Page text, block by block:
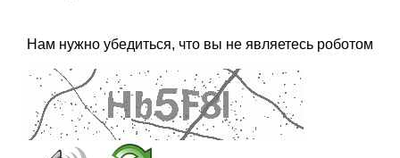
Нам нужно убедиться, что вы не являетесь роботом